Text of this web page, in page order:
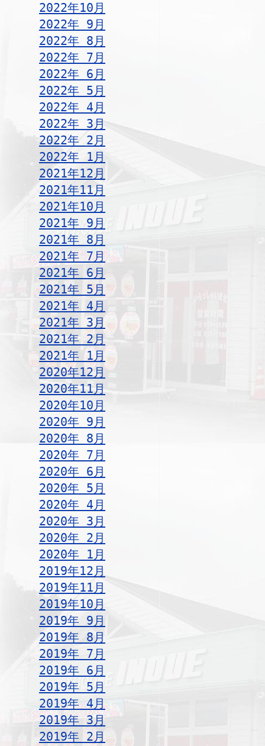
2022年10月
2022年 9月
2022年 8月
2022年 7月
2022年 6月
2022年 5月
2022年 4月
2022年 3月
2022年 2月
2022年 1月
2021年12月
2021年11月
2021年10月
2021年 9月
2021年 8月
2021年 7月
2021年 6月
2021年 5月
2021年 4月
2021年 3月
2021年 2月
2021年 1月
2020年12月
2020年11月
2020年10月
2020年 9月
2020年 8月
2020年 7月
2020年 6月
2020年 5月
2020年 4月
2020年 3月
2020年 2月
2020年 1月
2019年12月
2019年11月
2019年10月
2019年 9月
2019年 8月
2019年 7月
2019年 6月
2019年 5月
2019年 4月
2019年 3月
2019年 2月